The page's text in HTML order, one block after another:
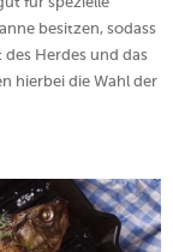
besitzen, sodass
des Herdes und das
hierbei die Wahl der